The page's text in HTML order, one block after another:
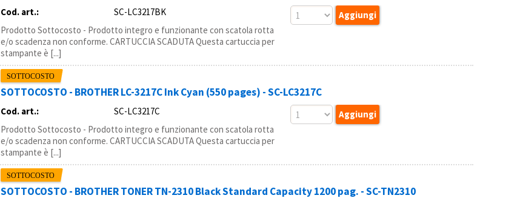
Cod. art.:
SC-LC3217BK
Prodotto Sottocosto - Prodotto integro e funzionante con scatola rotta
e/o scadenza non conforme. CARTUCCIA SCADUTA Questa cartuccia per
stampante è [...]
SOTTOCOSTO - BROTHER LC-3217C Ink Cyan (550 pages) - SC-LC3217C
Cod. art.:
SC-LC3217C
Prodotto Sottocosto - Prodotto integro e funzionante con scatola rotta
e/o scadenza non conforme. CARTUCCIA SCADUTA Questa cartuccia per
stampante è [...]
SOTTOCOSTO - BROTHER TONER TN-2310 Black Standard Capacity 1200 pag. - SC-TN2310